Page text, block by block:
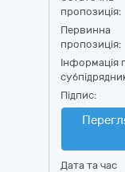
пропозиція:
Первинна
пропозиція:
Інформація
Підпис:
Дата та час